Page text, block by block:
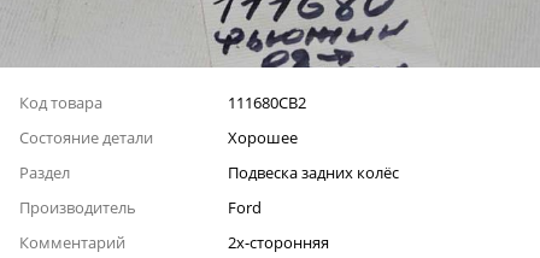
Код товара
111680СВ2
Состояние детали
Хорошее
Раздел
Подвеска задних колёс
Производитель
Ford
Комментарий
2х-сторонняя